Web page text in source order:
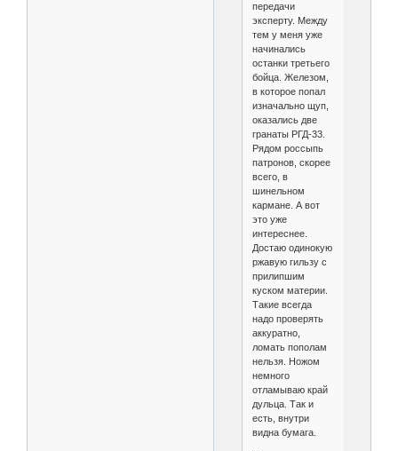
передачи
эксперту. Между
тем у меня уже
начинались
останки третьего
бойца. Железом,
в которое попал
изначально щуп,
оказались две
гранаты РГД-33.
Рядом россыпь
патронов, скорее
всего, в
шинельном
кармане. А вот
это уже
интереснее.
Достаю одинокую
ржавую гильзу с
прилипшим
куском материи.
Такие всегда
надо проверять
аккуратно,
ломать пополам
нельзя. Ножом
немного
отламываю край
дульца. Так и
есть, внутри
видна бумага.